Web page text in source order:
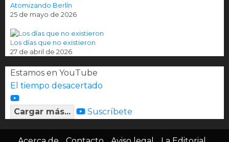
Atomizando Berlín
25 de mayo de 2026
Los días que no existieron
27 de abril de 2026
Estamos en YouTube
El tiempo desacertado
Cargar más... Suscríbete